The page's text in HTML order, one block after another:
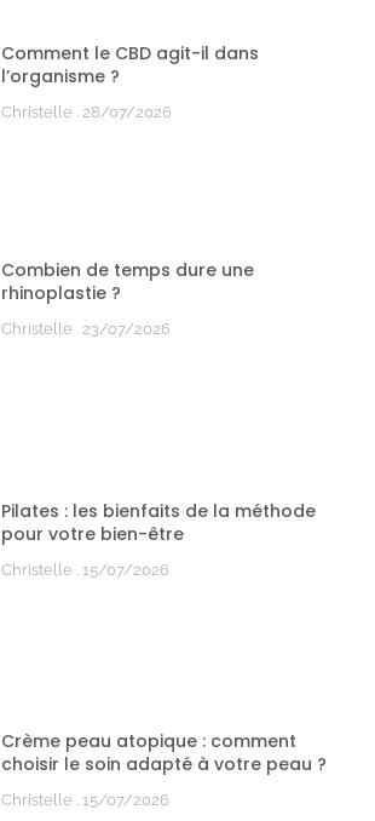
Comment le CBD agit-il dans
l’organisme ?
Christelle 28/07/2026
Combien de temps dure une
rhinoplastie ?
Christelle 23/07/2026
Pilates : les bienfaits de la méthode
pour votre bien-être
Christelle 15/07/2026
Crème peau atopique : comment
choisir le soin adapté à votre peau ?
Christelle 15/07/2026